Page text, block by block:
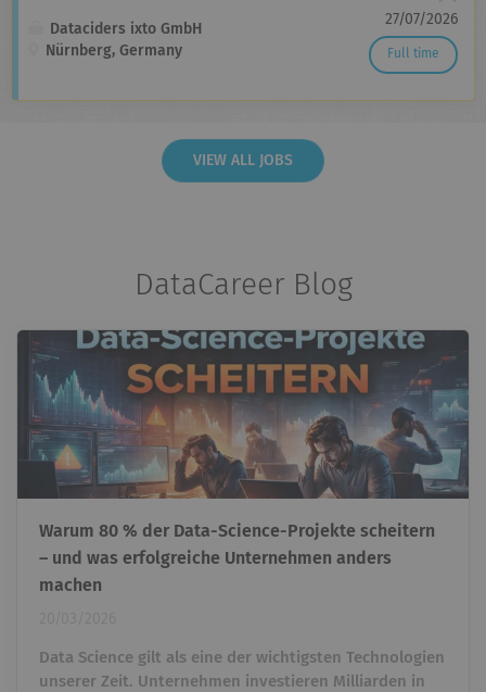
27/07/2026
Full time
Dataciders ixto GmbH
Nürnberg, Germany
VIEW ALL JOBS
DataCareer Blog
Warum 80 % der Data-Science-Projekte scheitern
– und was erfolgreiche Unternehmen anders
machen
Data Science gilt als eine der wichtigsten Technologien
unserer Zeit. Unternehmen investieren Milliarden in